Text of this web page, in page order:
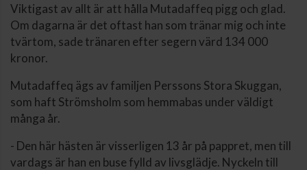
Viktigast av allt är att hålla Mutadaffeq pigg och glad.
Om dagarna är det oftast han som tränar mig och inte
tvärtom, sade tränaren efter segern värd 134 000
kronor.
Mutadaffeq ägs av familjen Perssons Stora Skuggan,
som haft Strömsholm som hemmabas under väldigt
många år.
- Den här hästen är visserligen 13 år på pappret, men till
vardags är han en buse fylld av livsglädje. Nyckeln till